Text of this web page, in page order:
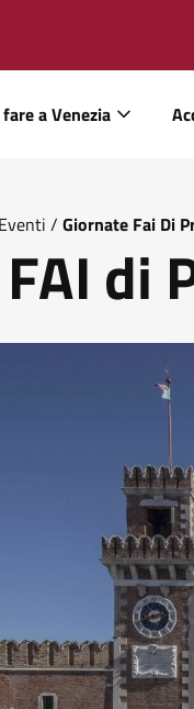
a Venezia
Eventi / Giornate Fai Di
di